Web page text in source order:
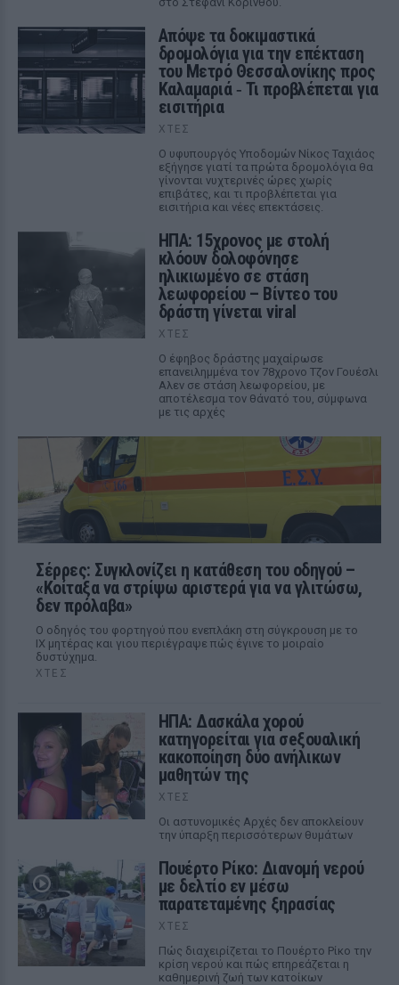
Απόψε τα δοκιμαστικά
δρομολόγια για την επέκταση
του Μετρό Θεσσαλονίκης προς
Καλαμαριά ‑ Τι προβλέπεται για
εισιτήρια
ΧΤΕΣ
Ο υφυπουργός Υποδομών Νίκος Ταχιάος
εξήγησε γιατί τα πρώτα δρομολόγια θα
γίνονται νυχτερινές ώρες χωρίς
επιβάτες, και τι προβλέπεται για
εισιτήρια και νέες επεκτάσεις.
ΗΠΑ: 15χρονος με στολή
κλόουν δολοφόνησε
ηλικιωμένο σε στάση
λεωφορείου – Βίντεο του
δράστη γίνεται viral
ΧΤΕΣ
Ο έφηβος δράστης μαχαίρωσε
επανειλημμένα τον 78χρονο Τζον Γουέσλι
Αλεν σε στάση λεωφορείου, με
αποτέλεσμα τον θάνατό του, σύμφωνα
με τις αρχές
Σέρρες: Συγκλονίζει η κατάθεση του οδηγού –
«Κοίταξα να στρίψω αριστερά για να γλιτώσω,
δεν πρόλαβα»
Ο οδηγός του φορτηγού που ενεπλάκη στη σύγκρουση με το
ΙΧ μητέρας και γιου περιέγραψε πώς έγινε το μοιραίο
δυστύχημα.
ΧΤΕΣ
ΗΠΑ: Δασκάλα χορού
κατηγορείται για σeξουαλική
κακοποίηση δύο ανήλικων
μαθητών της
ΧΤΕΣ
Οι αστυνομικές Αρχές δεν αποκλείουν
την ύπαρξη περισσότερων θυμάτων
Πουέρτο Ρίκο: Διανομή νερού
με δελτίο εν μέσω
παρατεταμένης ξηρασίας
ΧΤΕΣ
Πώς διαχειρίζεται το Πουέρτο Ρίκο την
κρίση νερού και πώς επηρεάζεται η
καθημερινή ζωή των κατοίκων